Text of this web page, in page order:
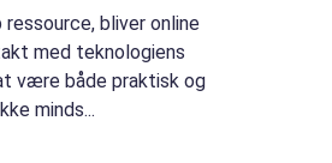
bliver online
med teknologiens
være både praktisk og
minds...